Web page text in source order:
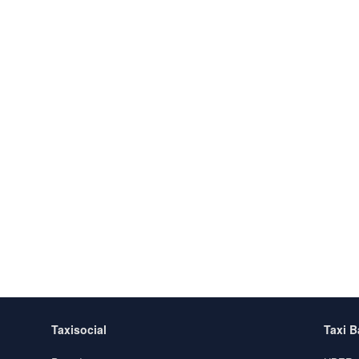
Taxisocial Taxi